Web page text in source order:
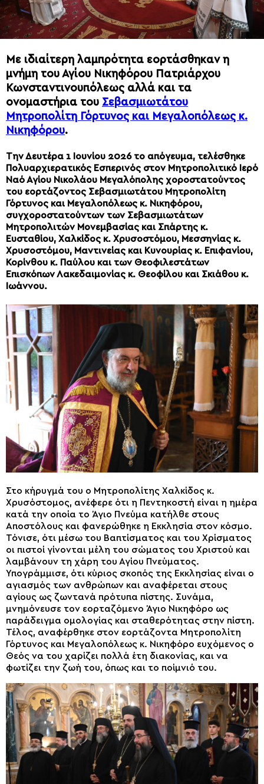
Με ιδιαίτερη λαμπρότητα εορτάσθηκαν η
μνήμη του Αγίου Νικηφόρου Πατριάρχου
Κωνσταντινουπόλεως αλλά και τα
ονομαστήρια του Σεβασμιωτάτου
Μητροπολίτη Γόρτυνος και Μεγαλοπόλεως κ.
Νικηφόρου.
Την Δευτέρα 1 Ιουνίου 2026 το απόγευμα, τελέσθηκε
Πολυαρχιερατικός Εσπερινός στον Μητροπολιτικό Ιερό
Ναό Αγίου Νικολάου Μεγαλόπολης χοροστατούντος
του εορτάζοντος Σεβασμιωτάτου Μητροπολίτη
Γόρτυνος και Μεγαλοπόλεως κ. Νικηφόρου,
συγχοροστατούντων των Σεβασμιωτάτων
Μητροπολιτών Μονεμβασίας και Σπάρτης κ.
Ευσταθίου, Χαλκίδος κ. Χρυσοστόμου, Μεσσηνίας κ.
Χρυσοστόμου, Μαντινείας και Κυνουρίας κ. Επιφανίου,
Κορίνθου κ. Παύλου και των Θεοφιλεστάτων
Επισκόπων Λακεδαιμονίας κ. Θεοφίλου και Σκιάθου κ.
Ιωάννου.
Στο κήρυγμά του ο Μητροπολίτης Χαλκίδος κ.
Χρυσόστομος, ανέφερε ότι η Πεντηκοστή είναι η ημέρα
κατά την οποία το Άγιο Πνεύμα κατήλθε στους
Αποστόλους και φανερώθηκε η Εκκλησία στον κόσμο.
Τόνισε, ότι μέσω του Βαπτίσματος και του Χρίσματος
οι πιστοί γίνονται μέλη του σώματος του Χριστού και
λαμβάνουν τη χάρη του Αγίου Πνεύματος.
Υπογράμμισε, ότι κύριος σκοπός της Εκκλησίας είναι ο
αγιασμός των ανθρώπων και αναφέρεται στους
αγίους ως ζωντανά πρότυπα πίστης. Συνάμα,
μνημόνευσε τον εορταζόμενο Άγιο Νικηφόρο ως
παράδειγμα ομολογίας και σταθερότητας στην πίστη.
Τέλος, αναφέρθηκε στον εορτάζοντα Μητροπολίτη
Γόρτυνος και Μεγαλοπόλεως κ. Νικηφόρο ευχόμενος ο
Θεός να του χαρίζει πολλά έτη διακονίας, και να
φωτίζει την ζωή του, όπως και το ποίμνιό του.